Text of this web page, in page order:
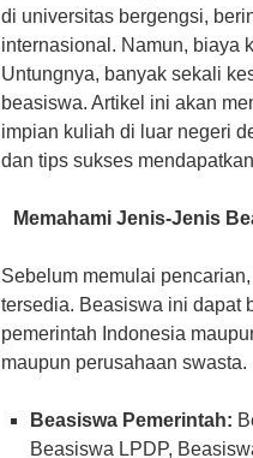
di universitas bergengsi,
internasional. Namun, biaya
Untungnya, banyak sekali
beasiswa. Artikel ini akan
impian kuliah di luar negeri
dan tips sukses
Memahami Jenis-Jenis
Sebelum memulai
tersedia. Beasiswa ini dapat
pemerintah Indonesia
maupun perusahaan
Beasiswa Pemerintah:
Beasiswa LPDP,